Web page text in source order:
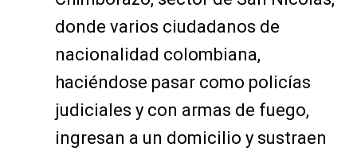
donde varios ciudadanos de
nacionalidad colombiana,
haciéndose pasar como policías
judiciales y con armas de fuego,
ingresan a un domicilio y sustraen